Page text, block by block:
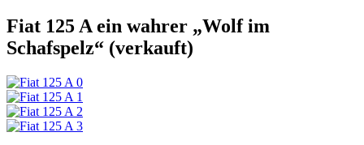
Fiat 125 A ein wahrer „Wolf im
Schafspelz“ (verkauft)